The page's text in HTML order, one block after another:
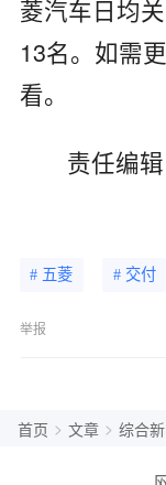
菱汽车日均
13名。如需
看。
责任编
# 五菱 # 交付
举报
首页 > 文章 > 综合